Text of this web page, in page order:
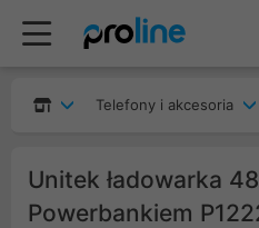
Telefony i akcesoria
Unitek ładowarka
Powerbankiem